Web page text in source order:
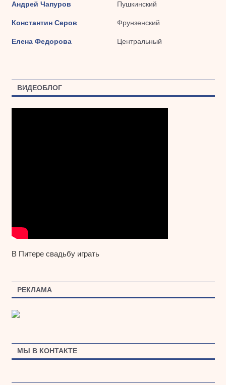
Андрей Чапуров Пушкинский
Константин Серов Фрунзенский
Елена Федорова Центральный
ВИДЕОБЛОГ
В Питере свадьбу играть
РЕКЛАМА
МЫ В КОНТАКТЕ